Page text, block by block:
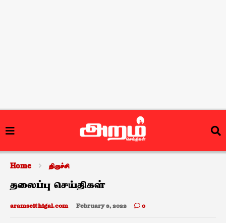
Home திருச்சி
தலைப்பு செய்திகள்
aramseithigal.com February 3, 2022 0